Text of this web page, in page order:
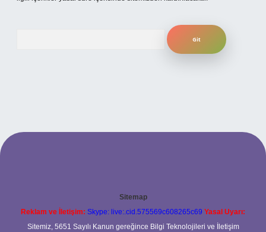
Sitemap
Reklam ve İletişim: Skype: live:.cid.575569c608265c69 Yasal Uyarı:
Sitemiz, 5651 Sayılı Kanun gereğince Bilgi Teknolojileri ve İletişim